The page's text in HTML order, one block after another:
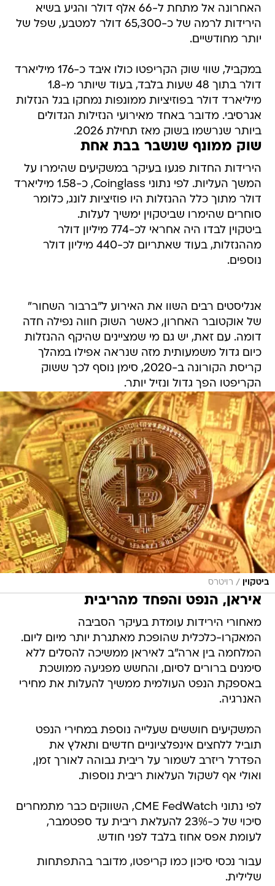
האחרונה אל מתחת ל-66 אלף דולר והגיע בשיא
הירידות לרמה של כ-65,300 דולר למטבע, שפל של
יותר מחודשיים.
במקביל, שווי שוק הקריפטו כולו איבד כ-176 מיליארד
דולר בתוך 48 שעות בלבד, בעוד שיותר מ-1.8
מיליארד דולר בפוזיציות ממונפות נמחקו בגל הנזלות
אגרסיבי. מדובר באחד מאירועי הנזילות הגדולים
ביותר שנרשמו בשוק מאז תחילת 2026.
שוק ממונף שנשבר בבת אחת
הירידות החדות פגעו בעיקר במשקיעים שהימרו על
המשך העליות. לפי נתוני Coinglass, כ-1.58 מיליארד
דולר מתוך כלל ההנזלות היו פוזיציות לונג, כלומר
סוחרים שהימרו שביטקוין ימשיך לעלות.
ביטקוין לבדו היה אחראי לכ-774 מיליון דולר
מההנזלות, בעוד שאתריום לכ-440 מיליון דולר
נוספים.
אנליסטים רבים השוו את האירוע ל"ברבור השחור"
של אוקטובר האחרון, כאשר השוק חווה נפילה חדה
דומה. עם זאת, יש גם מי שמציינים שהיקף ההנזלות
כיום גדול משמעותית מזה שנראה אפילו במהלך
קריסת הקורונה ב-2020, סימן נוסף לכך ששוק
הקריפטו הפך גדול ונזיל יותר.
ביטקוין / רויטרס
איראן, הנפט והפחד מהריבית
מאחורי הירידות עומדת בעיקר הסביבה
המאקרו-כלכלית שהופכת מאתגרת יותר מיום ליום.
המלחמה בין ארה"ב לאיראן ממשיכה להסלים ללא
סימנים ברורים לסיום, והחשש מפגיעה ממושכת
באספקת הנפט העולמית ממשיך להעלות את מחירי
האנרגיה.
המשקיעים חוששים שעלייה נוספת במחירי הנפט
תוביל ללחצים אינפלציוניים חדשים ותאלץ את
הפדרל ריזרב לשמור על ריבית גבוהה לאורך זמן,
ואולי אף לשקול העלאות ריבית נוספות.
לפי נתוני CME FedWatch, השווקים כבר מתמחרים
סיכוי של כ-23% להעלאת ריבית עד ספטמבר,
לעומת אפס אחוז בלבד לפני חודש.
עבור נכסי סיכון כמו קריפטו, מדובר בהתפתחות
שלילית.